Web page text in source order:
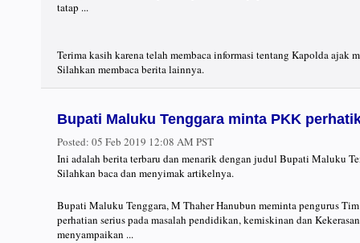
tatap ...
Terima kasih karena telah membaca informasi tentang Kapolda ajak
Silahkan membaca berita lainnya.
Bupati Maluku Tenggara minta PKK
Posted: 05 Feb 2019 12:08 AM PST
Ini adalah berita terbaru dan menarik dengan judul Bupati Maluku
Silahkan baca dan menyimak artikelnya.
Bupati Maluku Tenggara, M Thaher Hanubun meminta pengurus
perhatian serius pada masalah pendidikan, kemiskinan dan
menyampaikan ...